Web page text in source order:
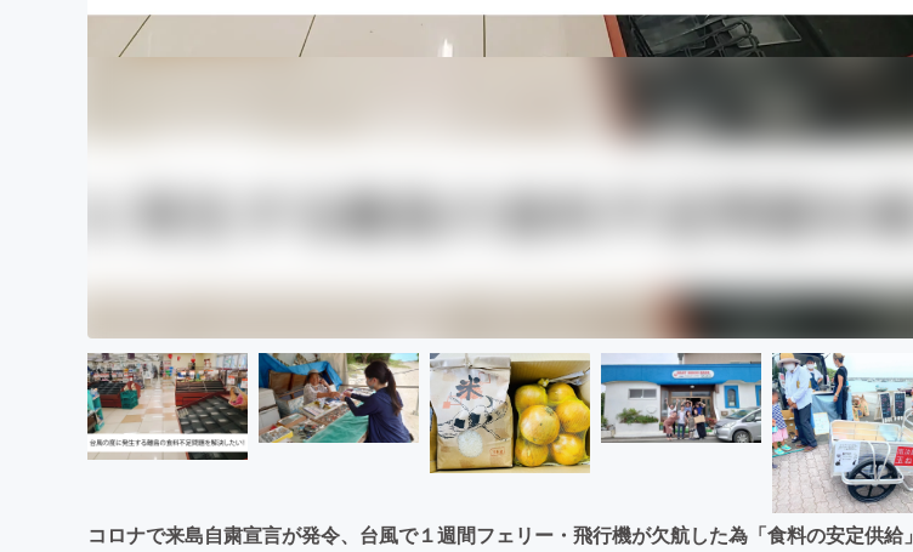
コロナで来島自粛宣言が発令、台風で１週間フェリー・飛行機が欠航した為「食料の安定供給」